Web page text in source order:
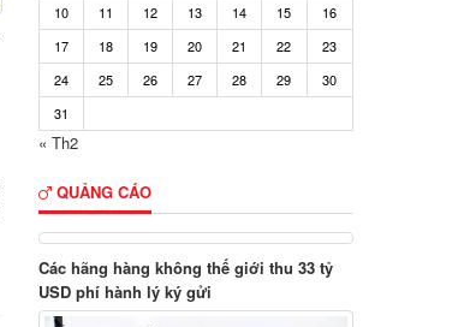
10
11 12 13 14 15
16
17
18 19 20 21 22
23
24
25 26 27 28 29
30
31
« Th2
QUẢNG CÁO
Các hãng hàng không thế giới thu 33 tỷ
USD phí hành lý ký gửi